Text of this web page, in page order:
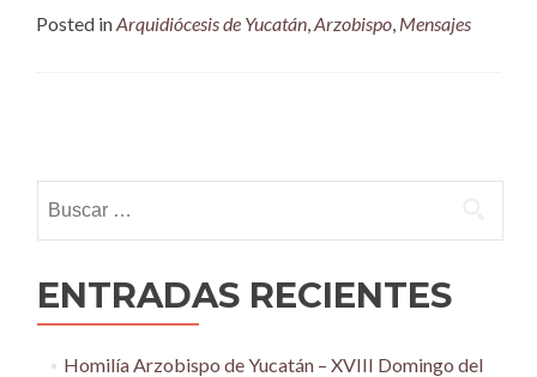
Posted inArquidiócesis de Yucatán,Arzobispo, Mensajes
navigation
ENTRADAS RECIENTES
Homilía Arzobispo de Yucatán – XVIII Domingo del